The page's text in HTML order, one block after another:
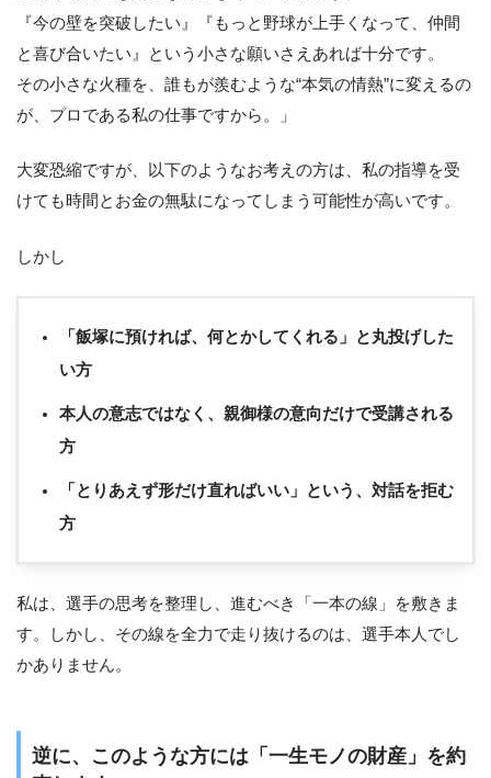
『今の壁を突破したい』『もっと野球が上手くなって、仲間
と喜び合いたい』という小さな願いさえあれば十分です。
その小さな火種を、誰もが羨むような“本気の情熱”に変えるの
が、プロである私の仕事ですから。」
大変恐縮ですが、以下のようなお考えの方は、私の指導を受
けても時間とお金の無駄になってしまう可能性が高いです。
しかし
「飯塚に預ければ、何とかしてくれる」と丸投げした
い方
本人の意志ではなく、親御様の意向だけで受講される
方
「とりあえず形だけ直ればいい」という、対話を拒む
方
私は、選手の思考を整理し、進むべき「一本の線」を敷きま
す。しかし、その線を全力で走り抜けるのは、選手本人でし
かありません。
逆に、このような方には「一生モノの財産」を約